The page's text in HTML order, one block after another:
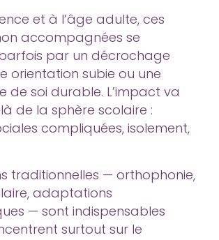
et à l’âge adulte, ces
accompagnées se
par un décrochage
orientation subie ou une
de soi durable. L’impact va
de la sphère scolaire :
compliquées, isolement,
traditionnelles — orthophonie,
adaptations
— sont indispensables
surtout sur le